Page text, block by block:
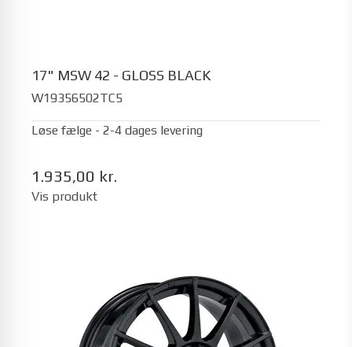
17" MSW 42 - GLOSS BLACK
W19356502TC5
Løse fælge - 2-4 dages levering
1.935,00 kr.
Vis produkt